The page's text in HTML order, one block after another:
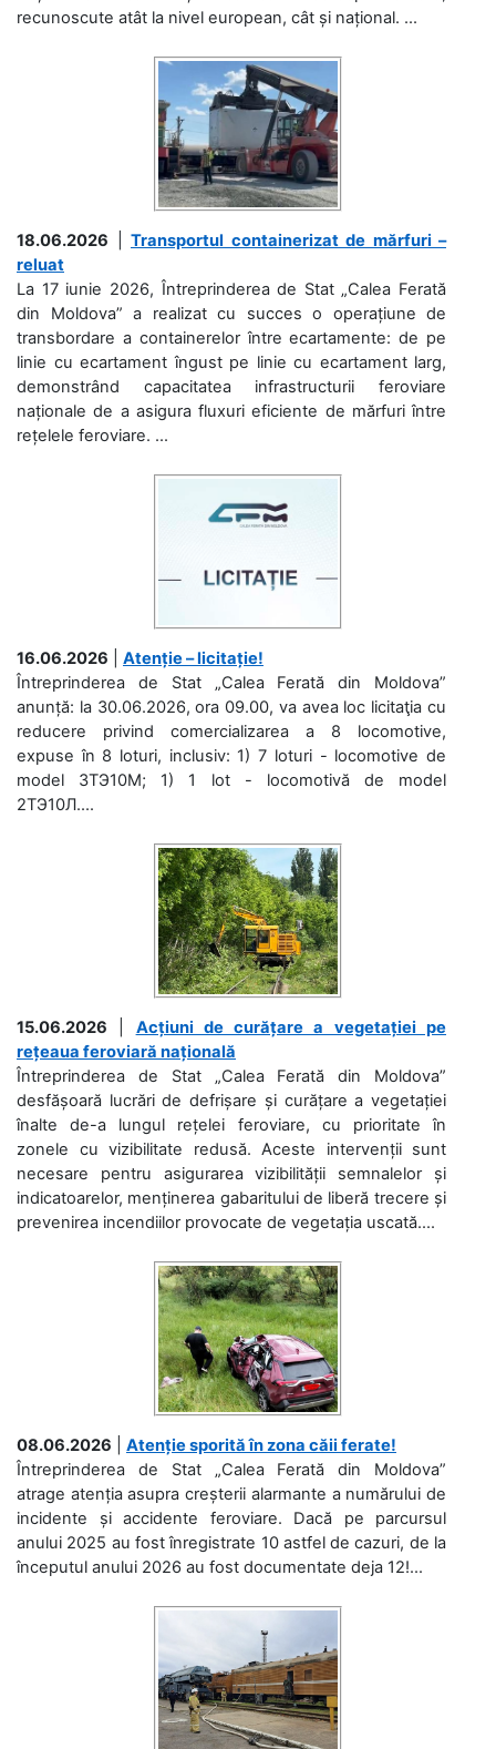
recunoscute atât la nivel european, cât și național. ...
18.06.2026
Transportul containerizat de mărfuri –
reluat
La 17 iunie 2026, Întreprinderea de Stat „Calea Ferată
din Moldova” a realizat cu succes o operațiune de
transbordare a containerelor între ecartamente: de pe
linie cu ecartament îngust pe linie cu ecartament larg,
demonstrând capacitatea infrastructurii feroviare
naționale de a asigura fluxuri eficiente de mărfuri între
rețelele feroviare. ...
16.06.2026
Atenție – licitație!
Întreprinderea de Stat „Calea Ferată din Moldova”
anunță: la 30.06.2026, ora 09.00, va avea loc licitaţia cu
reducere privind comercializarea a 8 locomotive,
expuse în 8 loturi, inclusiv: 1) 7 loturi - locomotive de
model 3ТЭ10М; 1) 1 lot - locomotivă de model
2ТЭ10Л....
15.06.2026
Acțiuni de curățare a vegetației pe
rețeaua feroviară națională
Întreprinderea de Stat „Calea Ferată din Moldova”
desfășoară lucrări de defrișare și curățare a vegetației
înalte de-a lungul rețelei feroviare, cu prioritate în
zonele cu vizibilitate redusă. Aceste intervenții sunt
necesare pentru asigurarea vizibilității semnalelor și
indicatoarelor, menținerea gabaritului de liberă trecere și
prevenirea incendiilor provocate de vegetația uscată....
08.06.2026
Atenție sporită în zona căii ferate!
Întreprinderea de Stat „Calea Ferată din Moldova”
atrage atenția asupra creșterii alarmante a numărului de
incidente și accidente feroviare. Dacă pe parcursul
anului 2025 au fost înregistrate 10 astfel de cazuri, de la
începutul anului 2026 au fost documentate deja 12!...